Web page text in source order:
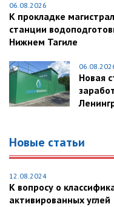
06.08.2026
К прокладке
станции
Нижнем Тагиле
Новая
Новые статьи
12.08.2024
К вопросу о
активированных углей